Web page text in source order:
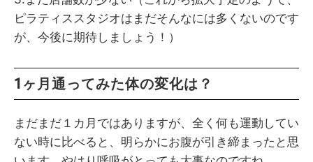
ピラティススタジオはまだそんなには多くないのです
が、今後に期待しましょう！）
1ヶ月通ってみた体の変化は？
まだまだ１カ月ではありますが、全く何も運動してい
ない時に比べると、明らかにお腹が引き締まったと思